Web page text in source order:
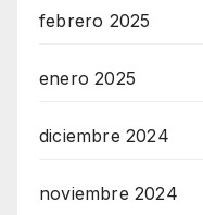
febrero 2025
enero 2025
diciembre 2024
noviembre 2024